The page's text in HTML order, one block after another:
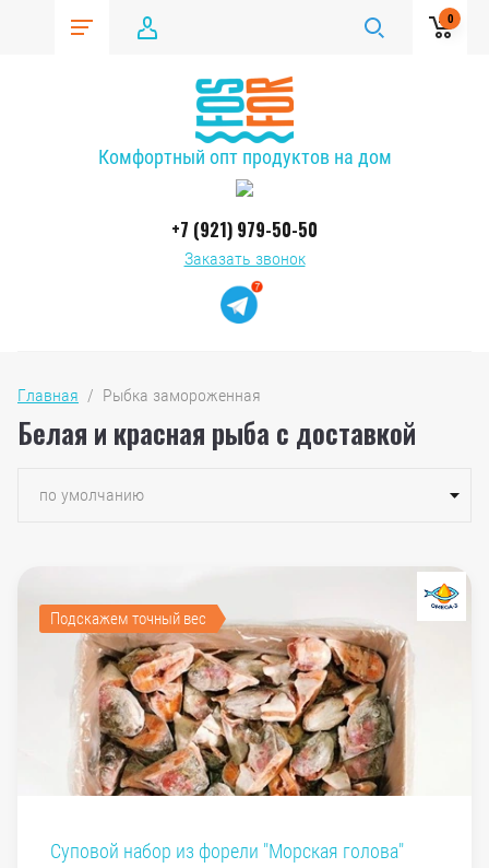
0
Комфортный опт продуктов на дом
+7 (921) 979-50-50
Заказать звонок
Главная
  /  Рыбка замороженная
Белая и красная рыба с доставкой
по умолчанию
Суповой набор из форели "Морская голова"
Подскажем точный вес